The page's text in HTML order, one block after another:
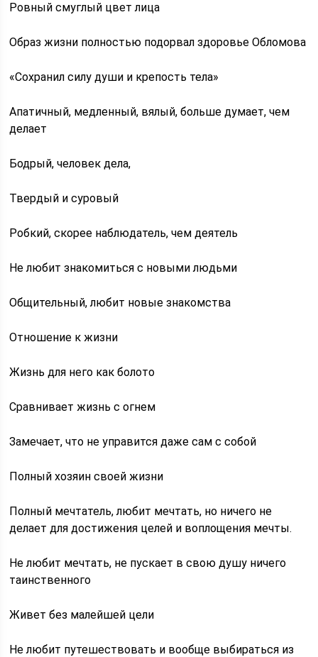
Ровный смуглый цвет лица
Образ жизни полностью подорвал здоровье Обломова
«Сохранил силу души и крепость тела»
Апатичный, медленный, вялый, больше думает, чем
делает
Бодрый, человек дела,
Твердый и суровый
Робкий, скорее наблюдатель, чем деятель
Не любит знакомиться с новыми людьми
Общительный, любит новые знакомства
Отношение к жизни
Жизнь для него как болото
Сравнивает жизнь с огнем
Замечает, что не управится даже сам с собой
Полный хозяин своей жизни
Полный мечтатель, любит мечтать, но ничего не
делает для достижения целей и воплощения мечты.
Не любит мечтать, не пускает в свою душу ничего
таинственного
Живет без малейшей цели
Не любит путешествовать и вообще выбираться из